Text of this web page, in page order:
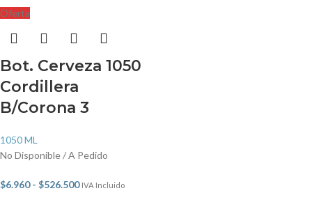
Oferta
Bot. Cerveza 1050
Cordillera
B/Corona 3
1050 ML
No Disponible / A Pedido
$6.960 - $526.500 IVA Incluido